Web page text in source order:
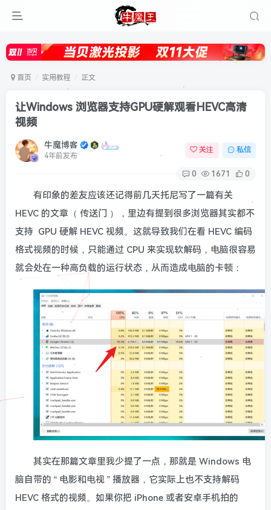
首页 实用教程 正文
让Windows 浏览器支持GPU硬解观看HEVC高清
视频
牛魔博客
4年前发布
关注 私信
0 1671 0
有印象的差友应该还记得前几天托尼写了一篇有关
HEVC 的文章（ 传送门 ），里边有提到很多浏览器其实都不
支持 GPU 硬解 HEVC 视频。这就导致我们在看 HEVC 编码
格式视频的时候，只能通过 CPU 来实现软解码，电脑很容易
就会处在一种高负载的运行状态，从而造成电脑的卡顿：
其实在那篇文章里我少提了一点，那就是 Windows 电
脑自带的 “ 电影和电视 ” 播放器，它实际上也不支持解码
HEVC 格式的视频。如果你把 iPhone 或者安卓手机拍的